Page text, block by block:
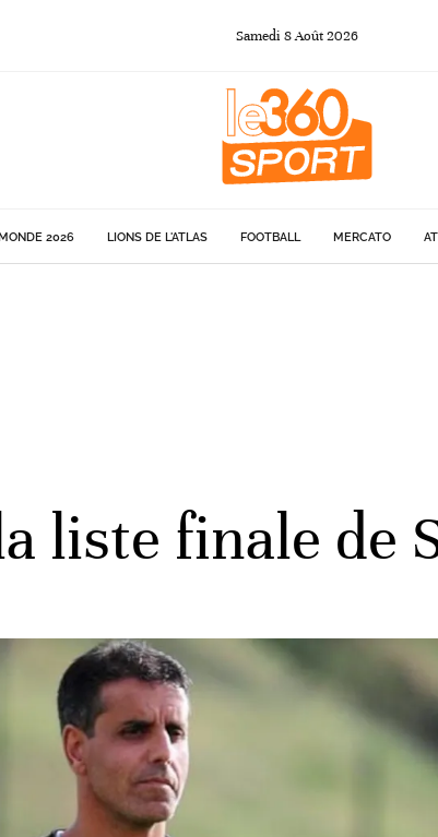
Samedi 8Août2026
2026 LIONS DE L'ATLAS FOOTBALL MERCATO
liste finale de